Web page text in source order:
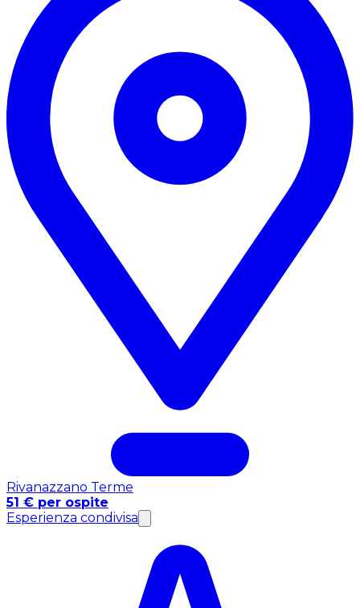
Rivanazzano Terme
51 € per ospite
Esperienza condivisa